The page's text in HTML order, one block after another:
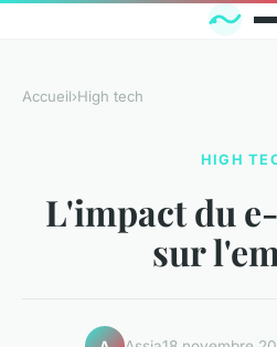
Accueil›High tech
HIGH
L'impact du
sur